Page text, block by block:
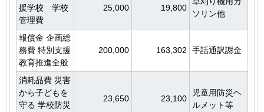
援学校 学校
管理費
25,000 19,800
ソリン他
報償金 企画総
務費 特別支援
教育推進全般
200,000 163,302 手話通訳謝金
消耗品費 災害
から子どもを
守る 学校防災
23,650 23,100
児童用防災ヘ
ルメット等